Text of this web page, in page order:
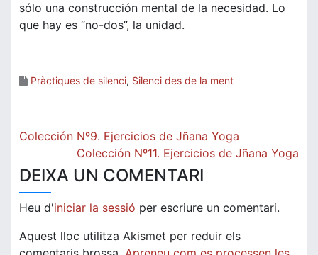
sólo una construcción mental de la necesidad. Lo
que hay es “no-dos”, la unidad.
Pràctiques de silenci, Silenci des de la ment
Navegació
d'entrades
Colección Nº9. Ejercicios de Jñana Yoga
Colección Nº11. Ejercicios de Jñana Yoga
DEIXA UN COMENTARI
Heu d'iniciar la sessió per escriure un comentari.
Aquest lloc utilitza Akismet per reduir els